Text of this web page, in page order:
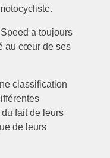
a toujours
au cœur de ses
classification
fait de leurs
de leurs